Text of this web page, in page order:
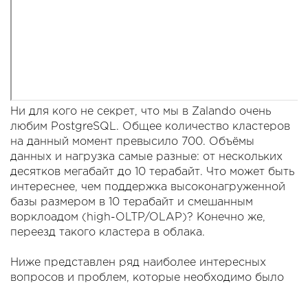
Ни для кого не секрет, что мы в Zalando очень
любим PostgreSQL. Общее количество кластеров
на данный момент превысило 700. Объёмы
данных и нагрузка самые разные: от нескольких
десятков мегабайт до 10 терабайт. Что может быть
интереснее, чем поддержка высоконагруженной
базы размером в 10 терабайт и смешанным
ворклоадом (high-OLTP/OLAP)? Конечно же,
переезд такого кластера в облака.
Ниже представлен ряд наиболее интересных
вопросов и проблем, которые необходимо было